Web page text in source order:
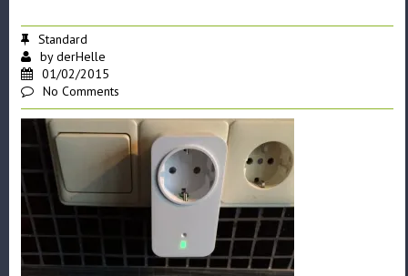
Standard
byderHelle
01/02/2015
No Comments